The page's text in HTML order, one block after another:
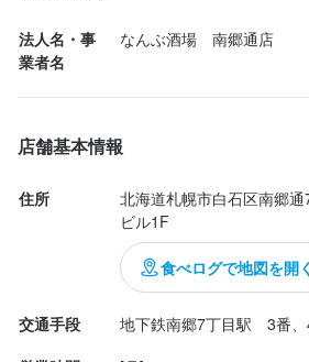
法人名・事
業者名
なんぶ酒場　南郷通店
店舗基本情報
住所
北海道札幌市白石区南郷
ビル1F
食べログで地図を開く
交通手段
地下鉄南郷7丁目駅　3番
お店の採用担当者からのメッセー
受けた方から順に優先的に採用していま
なんぶ酒場